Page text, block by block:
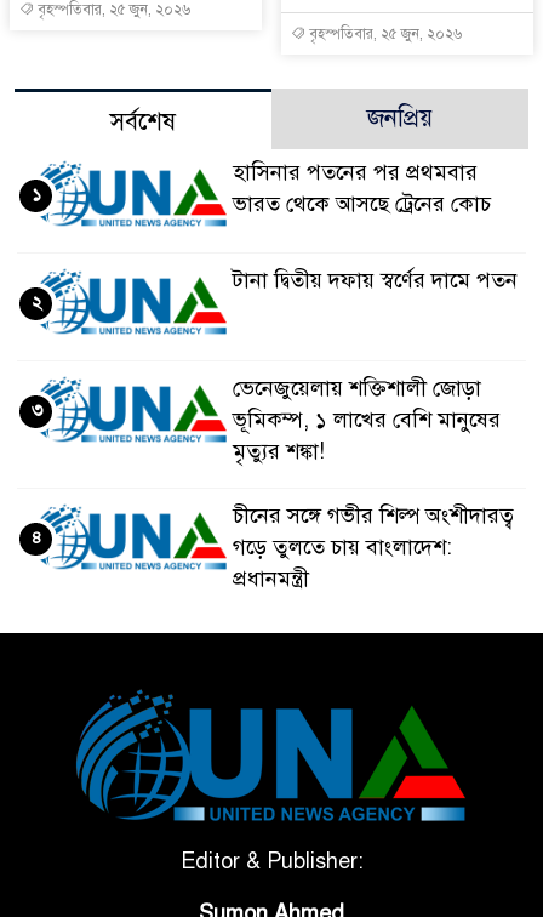
বৃহস্পতিবার, ২৫ জুন, ২০২৬
বৃহস্পতিবার, ২৫ জুন, ২০২৬
সর্বশেষ জনপ্রিয়
হাসিনার পতনের পর প্রথমবার
ভারত থেকে আসছে ট্রেনের কোচ
১
টানা দ্বিতীয় দফায় স্বর্ণের দামে পতন
২
ভেনেজুয়েলায় শক্তিশালী জোড়া
ভূমিকম্প, ১ লাখের বেশি মানুষের
মৃত্যুর শঙ্কা!
৩
চীনের সঙ্গে গভীর শিল্প অংশীদারত্ব
গড়ে তুলতে চায় বাংলাদেশ:
প্রধানমন্ত্রী
৪
টানা ৩ ম্যাচে গোল ভিনির, ইতিহাস
বলছে বিশ্বকাপ জিতবে ব্রাজিল
সরকারি ৩শ কেজি বই বিক্রির
Editor & Publisher: